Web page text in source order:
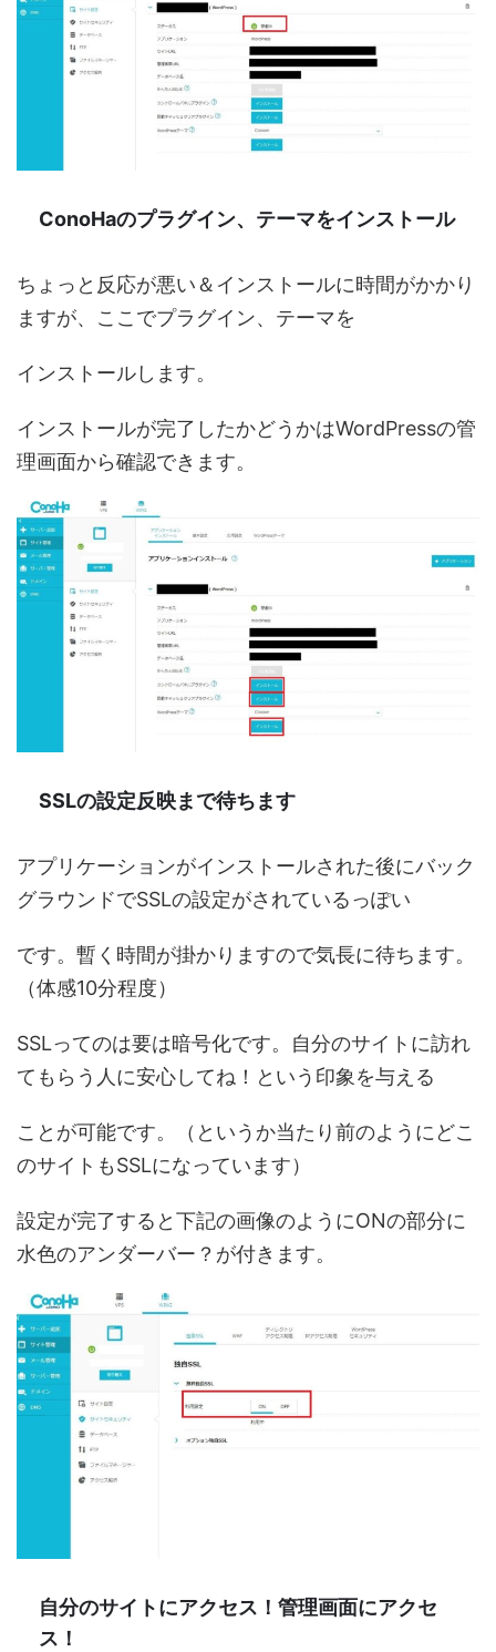
ConoHaのプラグイン、テーマをインストール
ちょっと反応が悪い＆インストールに時間がかかり
ますが、ここでプラグイン、テーマを
インストールします。
インストールが完了したかどうかはWordPressの管
理画面から確認できます。
SSLの設定反映まで待ちます
アプリケーションがインストールされた後にバック
グラウンドでSSLの設定がされているっぽい
です。暫く時間が掛かりますので気長に待ちます。
（体感10分程度）
SSLってのは要は暗号化です。自分のサイトに訪れ
てもらう人に安心してね！という印象を与える
ことが可能です。（というか当たり前のようにどこ
のサイトもSSLになっています）
設定が完了すると下記の画像のようにONの部分に
水色のアンダーバー？ が付きます。
自分のサイトにアクセス！管理画面にアクセ
ス！